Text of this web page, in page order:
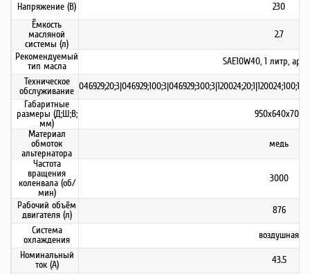
Напряжение (В)
230
Ёмкость
масляной
системы (л)
2.7
Рекомендуемый
тип масла
SAE10W40, 1 литр, арт.
Техническое
обслуживание
Габаритные
размеры (Д;Ш;В;
мм)
950х640х700
Материал
обмоток
альтернатора
медь
Частота
вращения
коленвала (об/
мин)
3000
Рабочий объём
двигателя (л)
876
Система
охлаждения
воздушная
Номинальный
ток (А)
43.5